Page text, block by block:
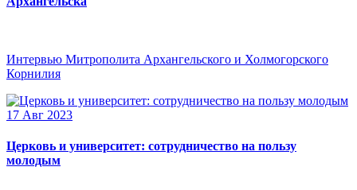
Интервью Митрополита Архангельского и Холмогорского
Корнилия
17 Авг 2023
Церковь и университет: сотрудничество на пользу
молодым